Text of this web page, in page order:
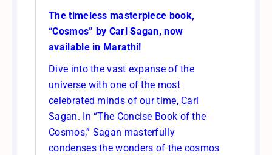
The timeless masterpiece book,
“Cosmos” by Carl Sagan, now
available in Marathi!
Dive into the vast expanse of the
universe with one of the most
celebrated minds of our time, Carl
Sagan. In “The Concise Book of the
Cosmos,” Sagan masterfully
condenses the wonders of the cosmos